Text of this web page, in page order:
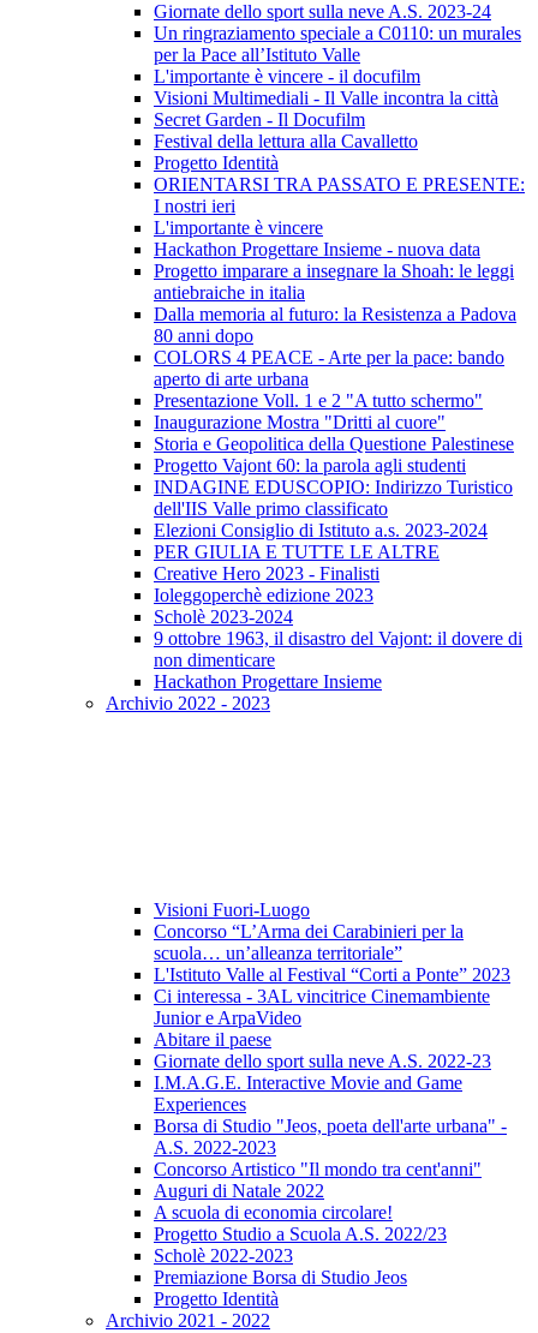
Giornate dello sport sulla neve A.S. 2023-24
Un ringraziamento speciale a C0110: un murales
per la Pace all’Istituto Valle
L'importante è vincere - il docufilm
Visioni Multimediali - Il Valle incontra la città
Secret Garden - Il Docufilm
Festival della lettura alla Cavalletto
Progetto Identità
ORIENTARSI TRA PASSATO E PRESENTE:
I nostri ieri
L'importante è vincere
Hackathon Progettare Insieme - nuova data
Progetto imparare a insegnare la Shoah: le leggi
antiebraiche in italia
Dalla memoria al futuro: la Resistenza a Padova
80 anni dopo
COLORS 4 PEACE - Arte per la pace: bando
aperto di arte urbana
Presentazione Voll. 1 e 2 "A tutto schermo"
Inaugurazione Mostra "Dritti al cuore"
Storia e Geopolitica della Questione Palestinese
Progetto Vajont 60: la parola agli studenti
INDAGINE EDUSCOPIO: Indirizzo Turistico
dell'IIS Valle primo classificato
Elezioni Consiglio di Istituto a.s. 2023-2024
PER GIULIA E TUTTE LE ALTRE
Creative Hero 2023 - Finalisti
Ioleggoperchè edizione 2023
Scholè 2023-2024
9 ottobre 1963, il disastro del Vajont: il dovere di
non dimenticare
Hackathon Progettare Insieme
Archivio 2022 - 2023
Visioni Fuori-Luogo
Concorso “L’Arma dei Carabinieri per la
scuola… un’alleanza territoriale”
L'Istituto Valle al Festival “Corti a Ponte” 2023
Ci interessa - 3AL vincitrice Cinemambiente
Junior e ArpaVideo
Abitare il paese
Giornate dello sport sulla neve A.S. 2022-23
I.M.A.G.E. Interactive Movie and Game
Experiences
Borsa di Studio "Jeos, poeta dell'arte urbana" -
A.S. 2022-2023
Concorso Artistico "Il mondo tra cent'anni"
Auguri di Natale 2022
A scuola di economia circolare!
Progetto Studio a Scuola A.S. 2022/23
Scholè 2022-2023
Premiazione Borsa di Studio Jeos
Progetto Identità
Archivio 2021 - 2022